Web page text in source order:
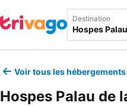
Destination
Voir tous les
Hospes Palau de